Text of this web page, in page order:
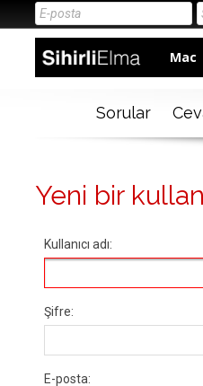
Mac
Sorular
Yeni bir
Kullanıcı adı:
Şifre:
E-posta: